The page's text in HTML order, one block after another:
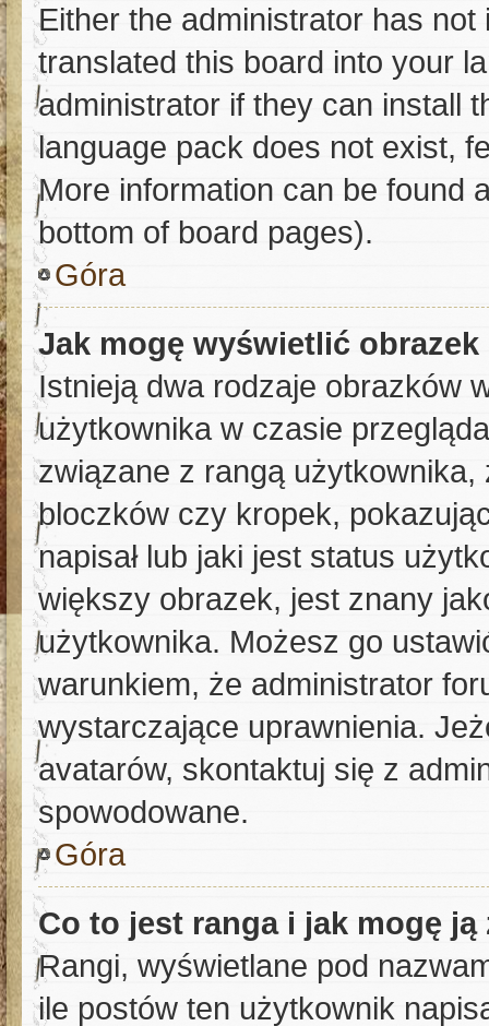
Either the administrator has
translated this board into your
administrator if they can install
language pack does not exist,
More information can be found
bottom of board pages).
Góra
Jak mogę wyświetlić
Istnieją dwa rodzaje obrazków
użytkownika w czasie
związane z rangą
bloczków czy kropek,
napisał lub jaki jest status
większy obrazek, jest znany
użytkownika. Możesz go
warunkiem, że administrator
wystarczające uprawnienia.
avatarów, skontaktuj się z
spowodowane.
Góra
Co to jest ranga i jak mogę ją
Rangi, wyświetlane pod
ile postów ten użytkownik